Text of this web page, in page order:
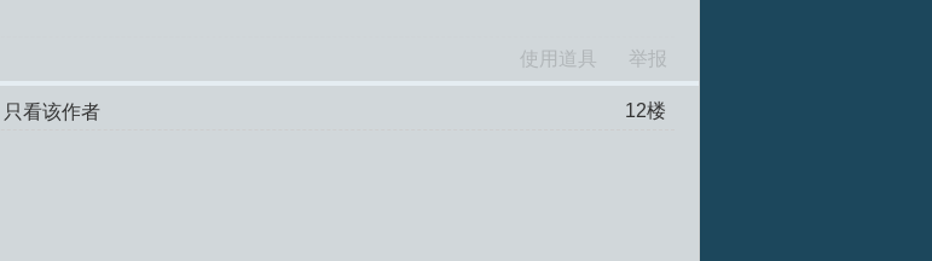
使用道具 举报
12楼
只看该作者